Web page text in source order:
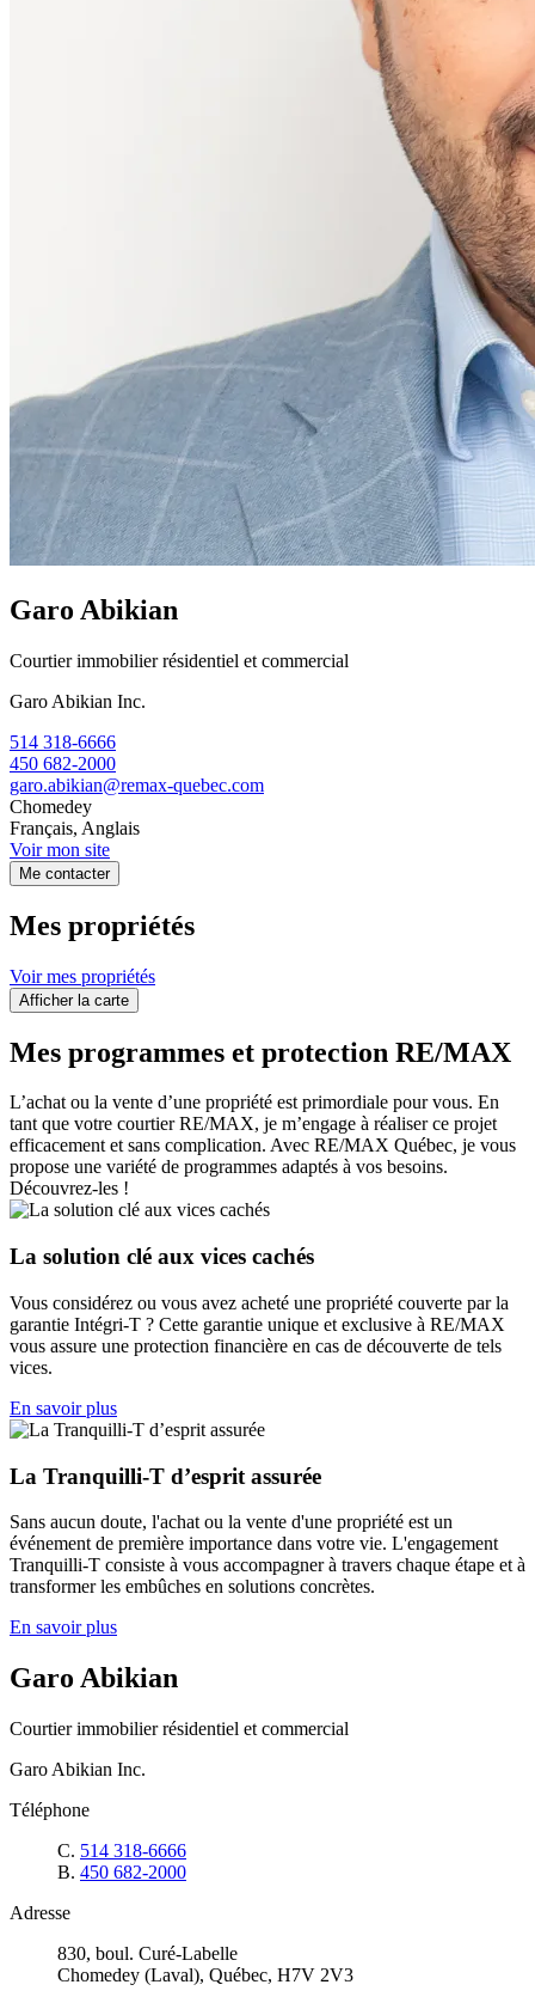
Garo Abikian
Courtier immobilier résidentiel et commercial
Garo Abikian Inc.
514 318-6666
450 682-2000
garo.abikian@remax-quebec.com
Chomedey
Français, Anglais
Voir mon site
Me contacter
Mes propriétés
Voir mes propriétés
Afficher la carte
Mes programmes et protection RE/MAX
L’achat ou la vente d’une propriété est primordiale pour vous. En
tant que votre courtier RE/MAX, je m’engage à réaliser ce projet
efficacement et sans complication. Avec RE/MAX Québec, je vous
propose une variété de programmes adaptés à vos besoins.
Découvrez-les !
La solution clé aux vices cachés
Vous considérez ou vous avez acheté une propriété couverte par la
garantie Intégri-T ? Cette garantie unique et exclusive à RE/MAX
vous assure une protection financière en cas de découverte de tels
vices.
En savoir plus
La Tranquilli-T d’esprit assurée
Sans aucun doute, l'achat ou la vente d'une propriété est un
événement de première importance dans votre vie. L'engagement
Tranquilli-T consiste à vous accompagner à travers chaque étape et à
transformer les embûches en solutions concrètes.
En savoir plus
Garo Abikian
Courtier immobilier résidentiel et commercial
Garo Abikian Inc.
Téléphone
C. 514 318-6666
B. 450 682-2000
Adresse
830, boul. Curé-Labelle
Chomedey (Laval), Québec, H7V 2V3